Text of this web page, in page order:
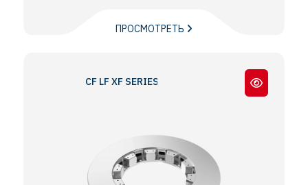
ПРОСМОТРЕТЬ
CF LF XF SERIES / ADB22X